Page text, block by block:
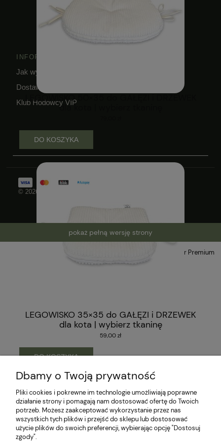
LEGOWISKO 50×35 do GAŁĘZI i DRZEWEK
dla kota | wybierz tkaninę
DO KOSZYKA
LEGOWISKO 35×35 do GAŁĘZI i DRZEWEK
dla kota | wybierz tkaninę
59,00 zł
DO KOSZYKA
INFORMACJE
Jak wykorzystać kupon?
Dostawa i czas realizacji zamówień
Klub Hodowcy VIP
© 2026 Wszelkie prawa zastrzeżone
pokaż pełną wersję strony
Sklep internetowy Shoper Premium
Dbamy o Twoją prywatność
Pliki cookies i pokrewne im technologie umożliwiają poprawne
działanie strony i pomagają nam dostosować ofertę do Twoich
potrzeb. Możesz zaakceptować wykorzystanie przez nas
wszystkich tych plików i przejść do sklepu lub dostosować
użycie plików do swoich preferencji, wybierając opcję "Dostosuj
zgody".